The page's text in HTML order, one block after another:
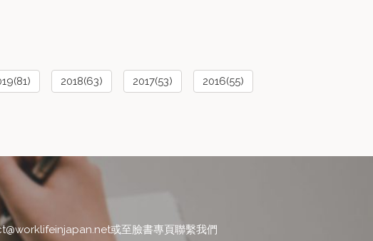
2018(63) 2017(53) 2016(55)
或至臉書專頁聯繫我們